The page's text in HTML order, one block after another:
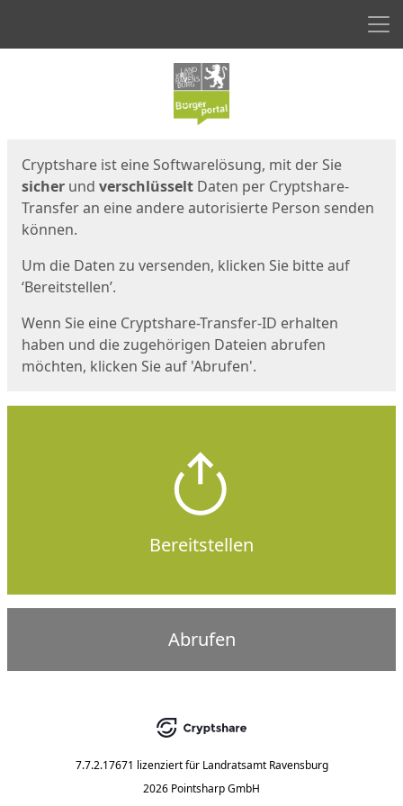
Cryptshare ist eine Softwarelösung, mit der Sie
sicher und verschlüsselt Daten per Cryptshare-
Transfer an eine andere autorisierte Person senden
können.
Um die Daten zu versenden, klicken Sie bitte auf
‘Bereitstellen’.
Wenn Sie eine Cryptshare-Transfer-ID erhalten
haben und die zugehörigen Dateien abrufen
möchten, klicken Sie auf 'Abrufen'.
Bereitstellen
Abrufen
7.7.2.17671 lizenziert für Landratsamt Ravensburg
2026 Pointsharp GmbH